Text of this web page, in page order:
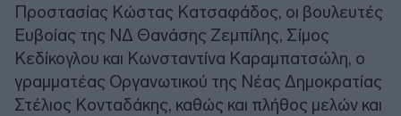
Προστασίας Κώστας Κατσαφάδος, οι βουλευτές
Ευβοίας της ΝΔ Θανάσης Ζεμπίλης, Σίμος
Κεδίκογλου και Κωνσταντίνα Καραμπατσώλη, ο
γραμματέας Οργανωτικού της Νέας Δημοκρατίας
Στέλιος Κονταδάκης, καθώς και πλήθος μελών και